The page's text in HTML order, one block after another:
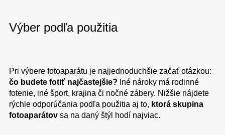
Výber podľa použitia
Pri výbere fotoaparátu je najjednoduchšie začať otázkou:
čo budete fotiť najčastejšie? Iné nároky má rodinné
fotenie, iné šport, krajina či nočné zábery. Nižšie nájdete
rýchle odporúčania podľa použitia aj to, ktorá skupina
fotoaparátov sa na daný štýl hodí najviac.